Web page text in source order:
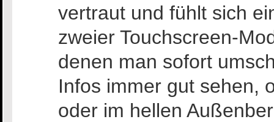
vertraut und fühlt sich
zweier Touchscreen-
denen man sofort
Infos immer gut sehen,
oder im hellen